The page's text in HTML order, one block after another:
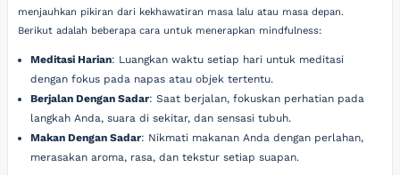
menjauhkan pikiran dari kekhawatiran masa lalu atau masa depan.
Berikut adalah beberapa cara untuk menerapkan mindfulness:
Meditasi Harian: Luangkan waktu setiap hari untuk meditasi
dengan fokus pada napas atau objek tertentu.
Berjalan Dengan Sadar: Saat berjalan, fokuskan perhatian pada
langkah Anda, suara di sekitar, dan sensasi tubuh.
Makan Dengan Sadar: Nikmati makanan Anda dengan perlahan,
merasakan aroma, rasa, dan tekstur setiap suapan.